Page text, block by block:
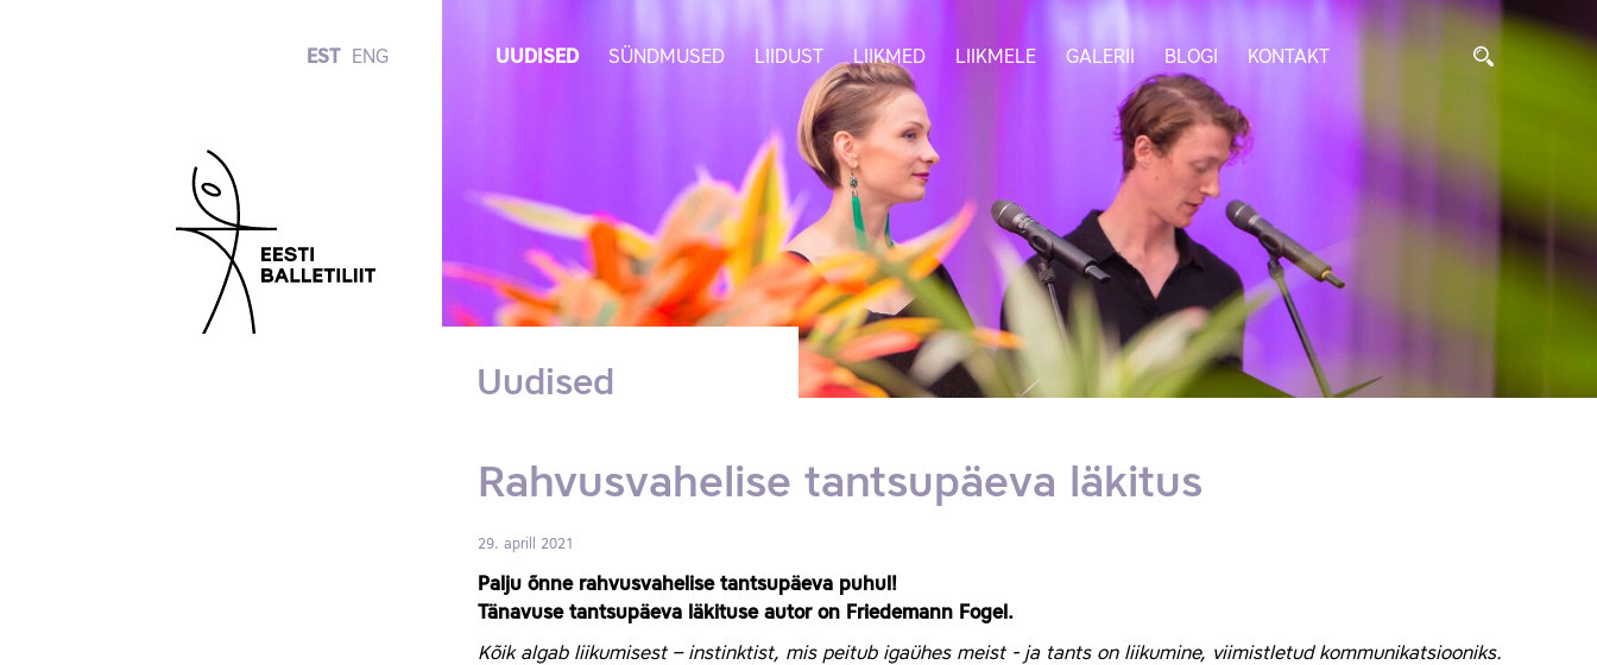
EST ENG UUDISED SÜNDMUSED LIIDUST LIIKMED LIIKMELE GALERII BLOGI KONTAKT
Uudised
Rahvusvahelise tantsupäeva läkitus
29. aprill 2021
Palju õnne rahvusvahelise tantsupäeva puhul!
Tänavuse tantsupäeva läkituse autor on Friedemann Fogel.
Kõik algab liikumisest – instinktist, mis peitub igaühes meist - ja tants on liikumine, viimistletud kommunikatsiooniks.